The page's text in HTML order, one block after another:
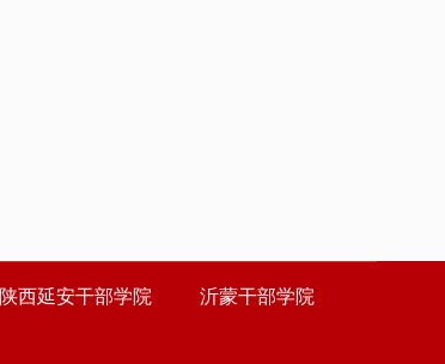
陕西延安干部学院
沂蒙干部学院